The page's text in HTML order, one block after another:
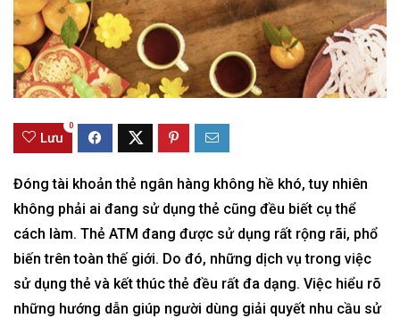
Lưu
0
Đóng tài khoản thẻ ngân hàng không hề khó, tuy nhiên
không phải ai đang sử dụng thẻ cũng đều biết cụ thể
cách làm. Thẻ ATM đang được sử dụng rất rộng rãi, phổ
biến trên toàn thế giới. Do đó, những dịch vụ trong việc
sử dụng thẻ và kết thúc thẻ đều rất đa dạng. Việc hiểu rõ
những hướng dẫn giúp người dùng giải quyết nhu cầu sử